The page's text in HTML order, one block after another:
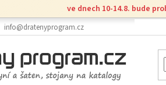
ve dnech 10-14.8. bude
info@dratenyprogram.cz